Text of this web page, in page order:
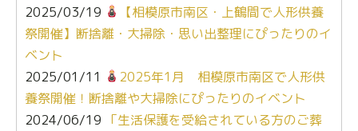
2025/03/19
【相模原市南区・上鶴間で人形供養
祭開催】断捨離・大掃除・思い出整理にぴったりのイ
ベント
2025/01/11
2025年1月 相模原市南区で人形供
養祭開催！断捨離や大掃除にぴったりのイベント
2024/06/19 「生活保護を受給されている方のご葬